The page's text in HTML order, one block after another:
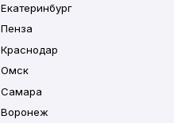
Екатеринбург
Пенза
Краснодар
Омск
Самара
Воронеж